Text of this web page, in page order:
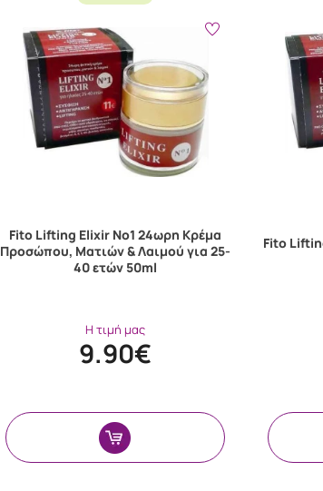
Fito Lifting Elixir Νo1 24ωρη Κρέμα
Προσώπου, Ματιών & Λαιμού για 25-
40 ετών 50ml
Η τιμή μας
9.90€
Fito